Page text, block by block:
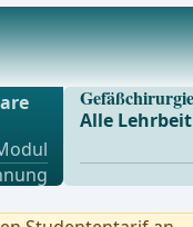
Aort
Gefäßchirurgie
Alle